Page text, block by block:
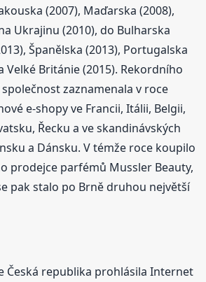
(2007), Maďarska (2008),
Ukrajinu (2010), do Bulharska
Španělska (2013), Portugalska
Velké Británie (2015). Rekordního
zaznamenala v roce
e-shopy ve Francii, Itálii, Belgii,
Řecku a ve skandinávských
a Dánsku. V témže roce koupilo
prodejce parfémů Mussler Beauty,
pak stalo po Brně druhou největší
Česká republika prohlásila Internet